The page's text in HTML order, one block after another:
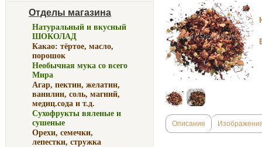
Отделы магазина
Натуральный и вкусный
ШОКОЛАД
Какао: тёртое, масло,
порошок
Необычная мука со всего
Мира
Агар, пектин, желатин,
ванилин, соль, магний,
медиц.сода и т.д.
Сухофрукты вяленые и
сушеные
Орехи, семечки,
лепестки, стружка
Описание